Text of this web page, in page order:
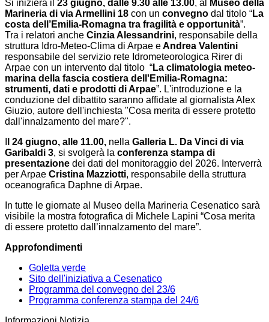
Si inizierà il 23 giugno, dalle 9.30 alle 13.00, al
Museo della
Marineria di via Armellini 18 con un convegno dal titolo “La
costa dell’Emilia-Romagna tra fragilità e opportunità”.
Tra i relatori anche Cinzia Alessandrini, responsabile della
struttura Idro-Meteo-Clima di Arpae eAndrea Valentini
responsabile del servizio rete Idrometeorologica Rirer di
Arpae con un intervento dal titolo “La climatologia meteo-
marina della fascia costiera dell'Emilia-Romagna:
strumenti, dati e prodotti di Arpae”. L'introduzione e la
conduzione del dibattito saranno affidate al giornalista Alex
Giuzio, autore dell'inchiesta "Cosa merita di essere protetto
dall'innalzamento del mare?".
l 24 giugno, alle 11.00, nella Galleria L. Da Vinci di via
Garibaldi 3, si svolgerà la conferenza stampa di
presentazione dei dati del monitoraggio del 2026. Interverrà
per Arpae Cristina Mazziotti, responsabile della struttura
oceanografica Daphne di Arpae.
In tutte le giornate al Museo della Marineria Cesenatico sarà
visibile la mostra fotografica di Michele Lapini “Cosa merita
di essere protetto dall’innalzamento del mare”.
Approfondimenti
Goletta verde
Sito dell'iniziativa a Cesenatico
Programma del convegno del 23/6
Programma conferenza stampa del 24/6